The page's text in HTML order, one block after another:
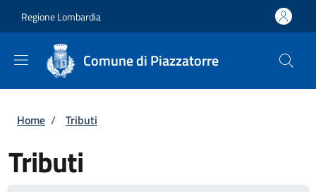
Regione Lombardia
Comune di Piazzatorre
Briciole di pane
Home / Tributi
Tributi